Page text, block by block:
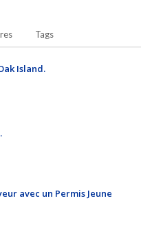
Tags
Island.
avec un Permis Jeune